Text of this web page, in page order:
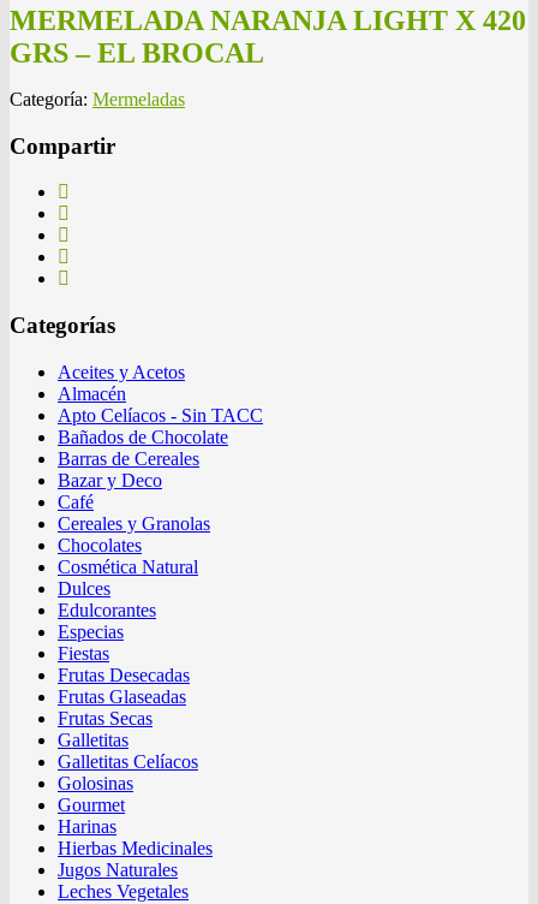
MERMELADA NARANJA LIGHT X 420
GRS – EL BROCAL
Categoría: Mermeladas
Compartir
Categorías
Aceites y Acetos
Almacén
Apto Celíacos - Sin TACC
Bañados de Chocolate
Barras de Cereales
Bazar y Deco
Café
Cereales y Granolas
Chocolates
Cosmética Natural
Dulces
Edulcorantes
Especias
Fiestas
Frutas Desecadas
Frutas Glaseadas
Frutas Secas
Galletitas
Galletitas Celíacos
Golosinas
Gourmet
Harinas
Hierbas Medicinales
Jugos Naturales
Leches Vegetales